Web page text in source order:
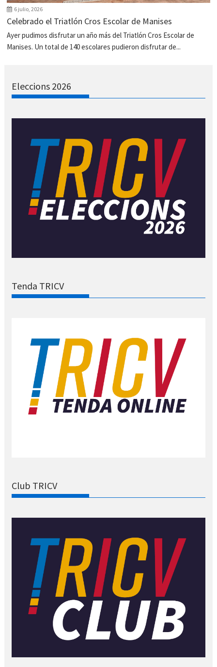
6 julio, 2026
Celebrado el Triatlón Cros Escolar de Manises
Ayer pudimos disfrutar un año más del Triatlón Cros Escolar de
Manises. Un total de 140 escolares pudieron disfrutar de...
Eleccions 2026
Tenda TRICV
Club TRICV